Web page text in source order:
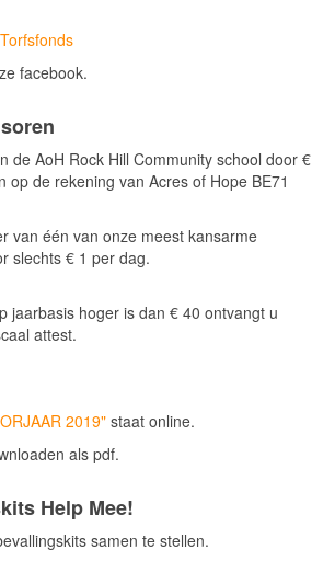
facebook.
de AoH Rock Hill Community school door €
op de rekening van Acres of Hope BE71
van één van onze meest kansarme
slechts € 1 per dag.
jaarbasis hoger is dan € 40 ontvangt u
attest.
2019" staat online.
als pdf.
Help Mee!
samen te stellen.